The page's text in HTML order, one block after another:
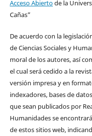
Acceso Abiertode la
Cañas”
De acuerdo con la
de Ciencias Sociales y
moral de los autores, así
el cual será cedido a la
versión impresa y en
indexadores, bases de
que sean publicados por
Humanidades se
de estos sitios web,